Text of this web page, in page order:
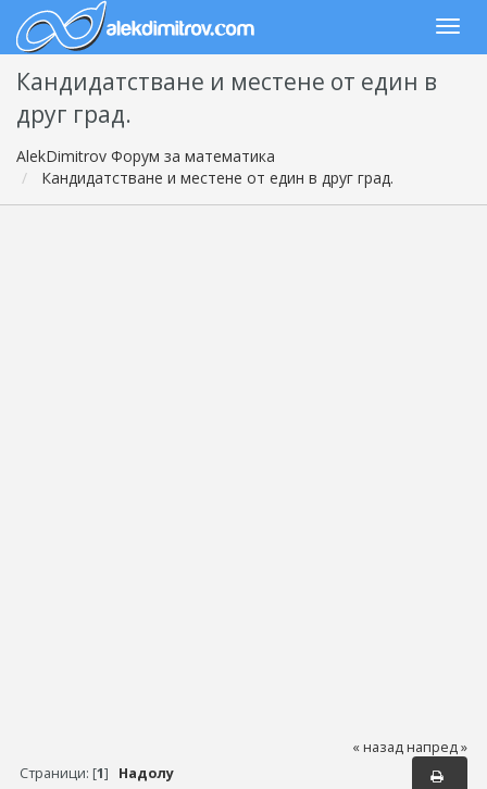
Кандидатстване и местене от един в
друг град.
AlekDimitrov Форум за математика
Кандидатстване и местене от един в друг град.
« назад напред »
Страници: [1] Надолу